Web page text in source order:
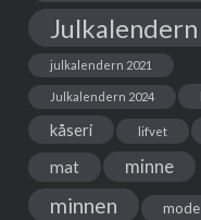
Julkalendern
julkalendern 2021
Julkalendern 2024
kåseri lifvet
mat minne
minnen mode